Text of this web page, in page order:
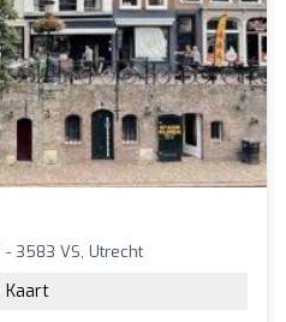
- 3583 VS, Utrecht
Kaart